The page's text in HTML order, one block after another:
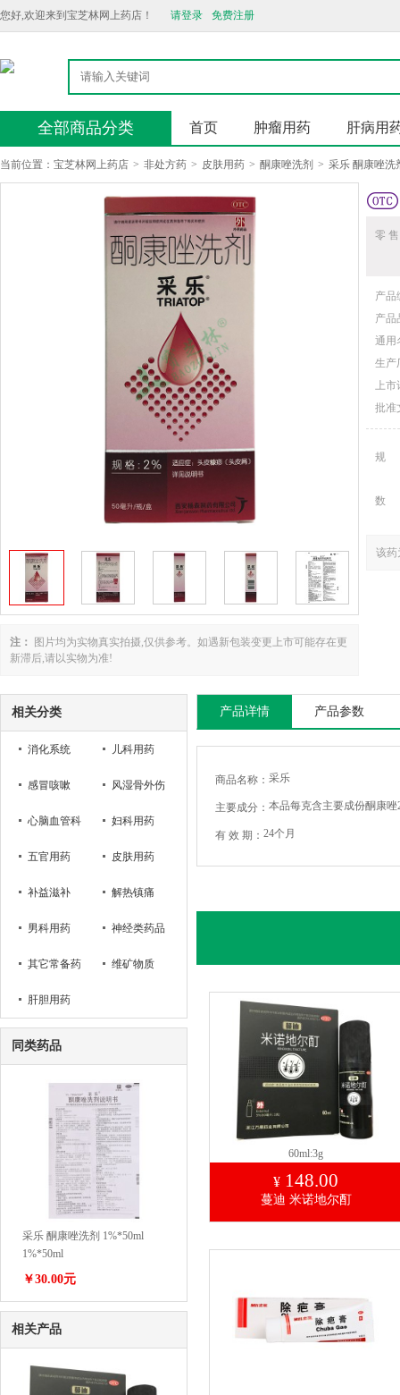
您好,欢迎来到宝芝林网上药店！ 请登录 免费注册
全部商品分类 首页 肿瘤用药 肝病用
当前位置： 宝芝林网上药店 > 非处方药 > 皮肤用药 > 酮康唑洗剂 > 采乐 酮康唑洗
注：
图片均为实物真实拍摄,仅供参考。如遇新包装变更上市可能存在更
新滞后,请以实物为准!
零
产品
产品
通用
生产
上
批准
规
数
该药
相关分类
消化系统 儿科用药
感冒咳嗽 风湿骨外伤
心脑血管科 妇科用药
五官用药 皮肤用药
补益滋补 解热镇痛
男科用药 神经类药品
其它常备药 维矿物质
肝胆用药
同类药品
采乐 酮康唑洗剂 1%*50ml
1%*50ml
￥30.00元
相关产品
产品详情 产品参数
商品名称： 采乐
主要成分： 本品每克含主要成份酮康
有 效 期： 24个月
60ml:3g
¥ 148.00
蔓迪 米诺地尔酊